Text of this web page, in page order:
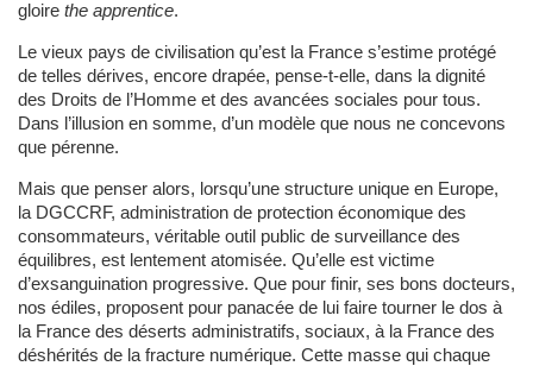
gloire the apprentice.
Le vieux pays de civilisation qu’est la France s’estime protégé
de telles dérives, encore drapée, pense-t-elle, dans la dignité
des Droits de l’Homme et des avancées sociales pour tous.
Dans l’illusion en somme, d’un modèle que nous ne concevons
que pérenne.
Mais que penser alors, lorsqu’une structure unique en Europe,
la DGCCRF, administration de protection économique des
consommateurs, véritable outil public de surveillance des
équilibres, est lentement atomisée. Qu’elle est victime
d’exsanguination progressive. Que pour finir, ses bons docteurs,
nos édiles, proposent pour panacée de lui faire tourner le dos à
la France des déserts administratifs, sociaux, à la France des
déshérités de la fracture numérique. Cette masse qui chaque